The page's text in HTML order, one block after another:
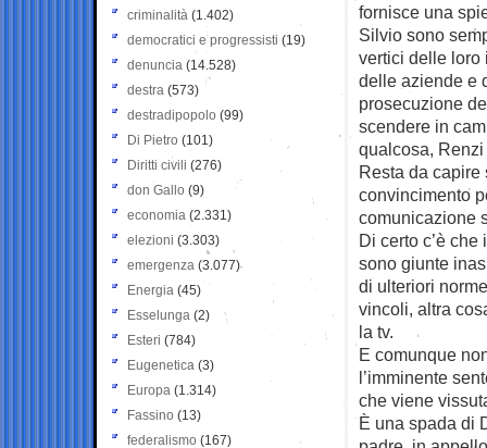
fornisce una
Silvio sono
vertici delle loro
delle aziende e
prosecuzione
scendere in
qualcosa,
Resta da capire
convincimento
comunicazione
Di certo c’è
sono giunte
di ulteriori
vincoli, altra
la tv.
E comunque
l’imminente
che viene
È una spada di
criminalità (1.402)
democratici e progressisti (19)
denuncia (14.528)
destra (573)
destradipopolo (99)
Di Pietro (101)
Diritti civili (276)
don Gallo (9)
economia (2.331)
elezioni (3.303)
emergenza (3.077)
Energia (45)
Esselunga (2)
Esteri (784)
Eugenetica (3)
Europa (1.314)
Fassino (13)
federalismo (167)